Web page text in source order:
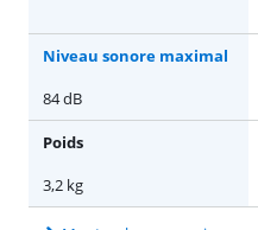
Niveau sonore maximal
84 dB
Poids
3,2 kg